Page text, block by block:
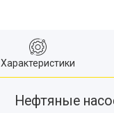
Характеристики
Нефтяные